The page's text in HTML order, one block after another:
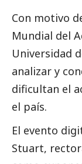
Con motivo
Mundial del
Universidad
analizar y
dificultan el
el país.
El evento
Stuart,